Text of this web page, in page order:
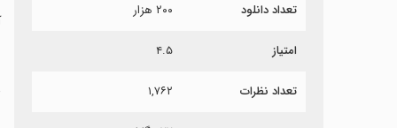
تعداد دانلود ۲۰۰ هزار
امتیاز ۴.۵
تعداد نظرات ۱,۷۶۲